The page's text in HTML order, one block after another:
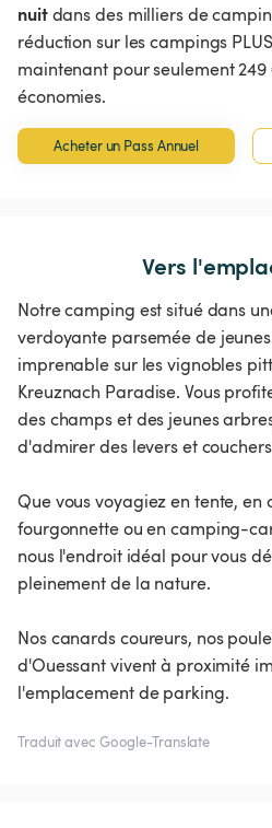
nuitdans des milliers de
réduction sur les campings
maintenant pour seulement
économies.
Acheter un Pass Annuel
Vers
Notre camping est situé dans
verdoyante parsemée de
imprenable sur les vignobles
Kreuznach Paradise. Vous
des champs et des jeunes
d'admirer des levers et
Que vous voyagiez en tente, en
fourgonnette ou en camping-
nous l'endroit idéal pour vous
pleinement de la nature.
Nos canards coureurs, nos
d'Ouessant vivent à proximité
l'emplacement de parking.
Traduit avec Google-Translate